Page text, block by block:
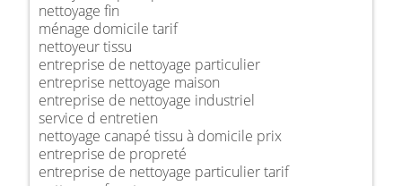
nettoyage fin
ménage domicile tarif
nettoyeur tissu
entreprise de nettoyage particulier
entreprise nettoyage maison
entreprise de nettoyage industriel
service d entretien
nettoyage canapé tissu à domicile prix
entreprise de propreté
entreprise de nettoyage particulier tarif